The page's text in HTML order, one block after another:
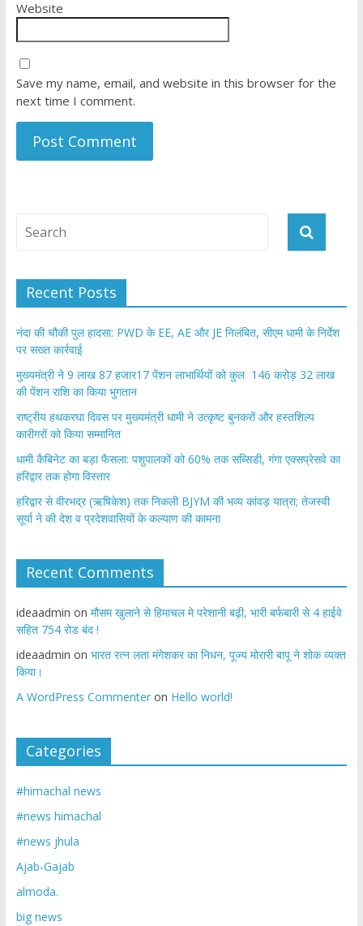
Website
Save my name, email, and website in this browser for the
next time I comment.
Recent Posts
नंदा की चौकी पुल हादसा: PWD के EE, AE और JE निलंबित, सीएम धामी के निर्देश
पर सख्त कार्रवाई
मुख्यमंत्री ने 9 लाख 87 हजार17 पेंशन लाभार्थियों को कुल 146 करोड़ 32 लाख
की पेंशन राशि का किया भुगतान
राष्ट्रीय हथकरघा दिवस पर मुख्यमंत्री धामी ने उत्कृष्ट बुनकरों और हस्तशिल्प
कारीगरों को किया सम्मानित
​धामी कैबिनेट का बड़ा फैसला: पशुपालकों को 60% तक सब्सिडी, गंगा एक्सप्रेसवे का
हरिद्वार तक होगा विस्तार
​हरिद्वार से वीरभद्र (ऋषिकेश) तक निकली BJYM की भव्य कांवड़ यात्रा; तेजस्वी
सूर्या ने की देश व प्रदेशवासियों के कल्याण की कामना
Recent Comments
ideaadmin on मौसम खुलाने से हिमाचल मे परेशानी बढ़ी, भारी बर्फबारी से 4 हाईवे
सहित 754 रोड बंद !
ideaadmin on भारत रत्न लता मंगेशकर का निधन, पूज्य मोरारी बापू ने शोक व्यक्त
किया।
A WordPress Commenteron Hello world!
Categories
#himachal news
#news himachal
#news jhula
Ajab-Gajab
almoda.
big news